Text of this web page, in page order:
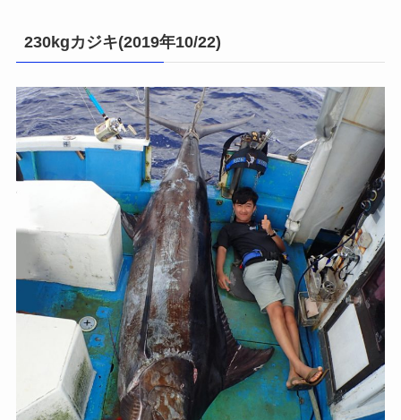
230kgカジキ(2019年10/22)